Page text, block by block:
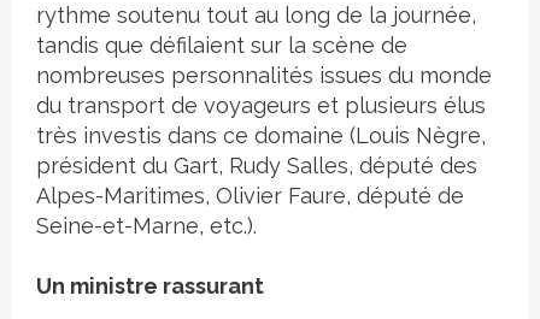
rythme soutenu tout au long de la journée,
tandis que défilaient sur la scène de
nombreuses personnalités issues du monde
du transport de voyageurs et plusieurs élus
très investis dans ce domaine (Louis Nègre,
président du Gart, Rudy Salles, député des
Alpes-Maritimes, Olivier Faure, député de
Seine-et-Marne, etc.).
Un ministre rassurant